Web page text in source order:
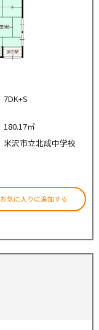
7DK+S
180.17㎡
米沢市立北成中学校
お気に入りに追加する